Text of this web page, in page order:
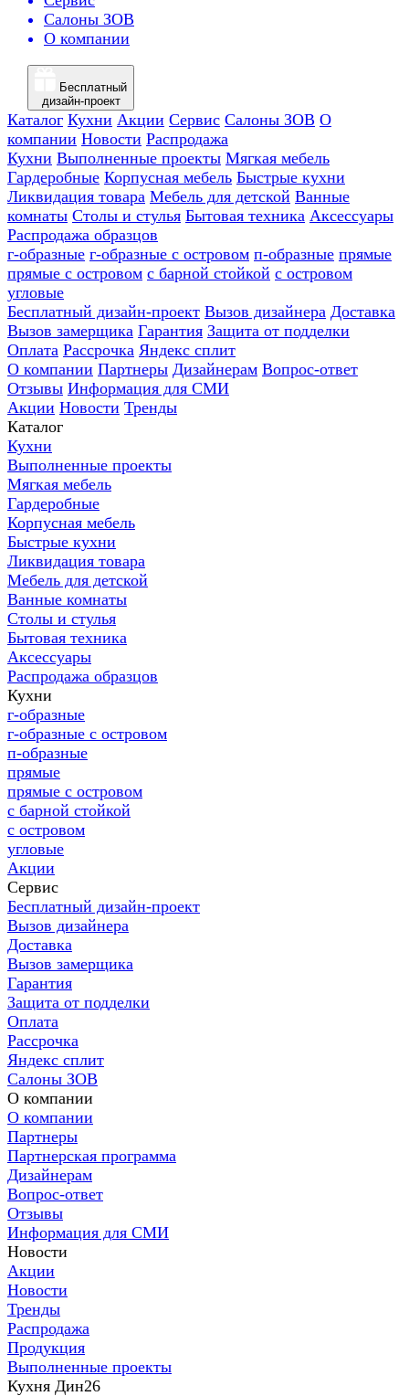
Салоны ЗОВ
О компании
Бесплатный
дизайн-проект
Каталог Кухни Акции Сервис Салоны ЗОВ О
компании Новости Распродажа
Кухни Выполненные проекты Мягкая мебель
Гардеробные Корпусная мебель Быстрые кухни
Ликвидация товара Мебель для детской Ванные
комнаты Столы и стулья Бытовая техника Аксессуары
Распродажа образцов
г-образные г-образные с островом п-образные прямые
прямые с островом с барной стойкой с островом
угловые
Бесплатный дизайн-проект Вызов дизайнера Доставка
Вызов замерщика Гарантия Защита от подделки
Оплата Рассрочка Яндекс сплит
О компании Партнеры Дизайнерам Вопрос-ответ
Отзывы Информация для СМИ
Акции Новости Тренды
Каталог
Кухни
Выполненные проекты
Мягкая мебель
Гардеробные
Корпусная мебель
Быстрые кухни
Ликвидация товара
Мебель для детской
Ванные комнаты
Столы и стулья
Бытовая техника
Аксессуары
Распродажа образцов
Кухни
г-образные
г-образные с островом
п-образные
прямые
прямые с островом
с барной стойкой
с островом
угловые
Акции
Сервис
Бесплатный дизайн-проект
Вызов дизайнера
Доставка
Вызов замерщика
Гарантия
Защита от подделки
Оплата
Рассрочка
Яндекс сплит
Салоны ЗОВ
О компании
О компании
Партнеры
Партнерская программа
Дизайнерам
Вопрос-ответ
Отзывы
Информация для СМИ
Новости
Акции
Новости
Тренды
Распродажа
Продукция
Выполненные проекты
Кухня Дин26